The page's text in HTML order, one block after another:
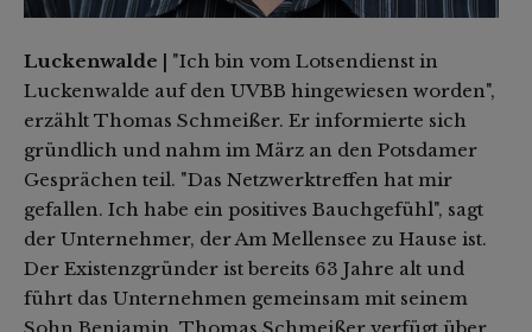
Luckenwalde |
"Ich bin vom Lotsendienst in
Luckenwalde auf den UVBB hingewiesen worden",
erzählt Thomas Schmeißer. Er informierte sich
gründlich und nahm im März an den Potsdamer
Gesprächen teil. "Das Netzwerktreffen hat mir
gefallen. Ich habe ein positives Bauchgefühl", sagt
der Unternehmer, der Am Mellensee zu Hause ist.
Der Existenzgründer ist bereits 63 Jahre alt und
führt das Unternehmen gemeinsam mit seinem